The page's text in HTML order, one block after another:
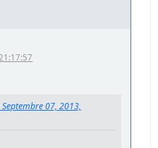
07, 2013,